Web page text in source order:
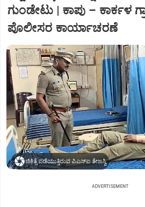
ಗುಂಡೇಟು | ಕಾಪು – ಕಾರ್ಕಳ
ಪೊಲೀಸರ ಕಾರ್ಯಾಚರಣೆ
ಚಿಕಿತ್ಸೆ ಪಡೆಯುತ್ತಿರುವ ಪಿಎಸ್ಐ ತೇಜಸ್ವಿ
ADVERTISEMENT